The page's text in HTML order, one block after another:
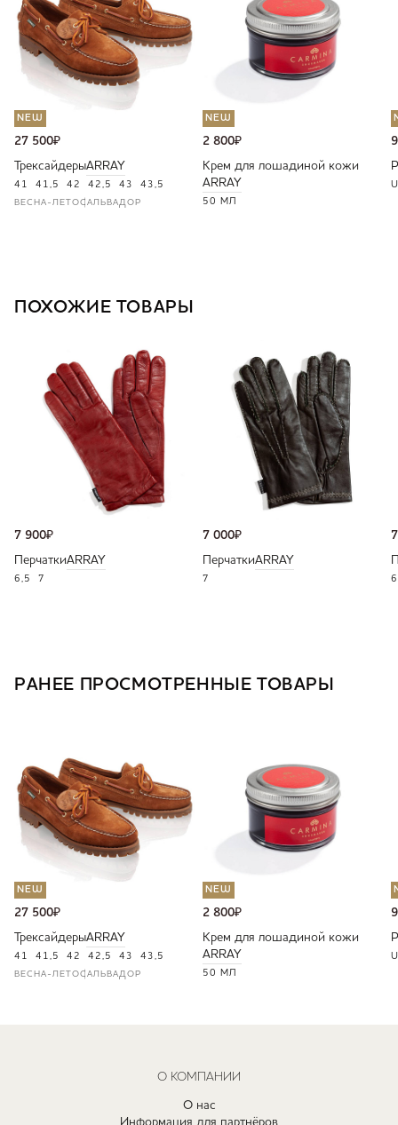
NEW
27 500₽
ТрексайдерыARRAY
41 41,5 42 42,5 43 43,5
ВЕСНА-ЛЕТОСАЛЬВАДОР
NEW
2 800₽
Крем для лошадиной кожи
ARRAY
50 МЛ
ПОХОЖИЕ ТОВАРЫ
7 900₽
ПерчаткиARRAY
6,5 7
7 000₽
ПерчаткиARRAY
7
РАНЕЕ ПРОСМОТРЕННЫЕ ТОВАРЫ
NEW
27 500₽
ТрексайдерыARRAY
41 41,5 42 42,5 43 43,5
ВЕСНА-ЛЕТОСАЛЬВАДОР
NEW
2 800₽
Крем для лошадиной кожи
ARRAY
50 МЛ
О КОМПАНИИ
О нас
Информация для партнёров